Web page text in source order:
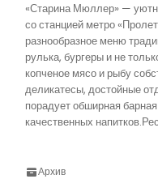
«Старина Мюллер» —
со станцией метро
разнообразное меню
рулька, бургеры и не
копченое мясо и рыбу
деликатесы, достойные
порадует обширная
качественных
Архив